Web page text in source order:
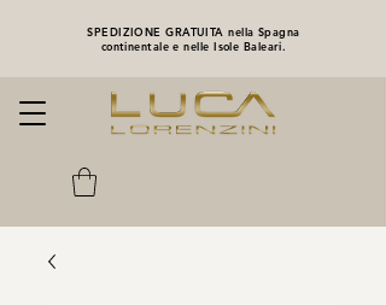
SPEDIZIONE GRATUITA nella Spagna
continentale e nelle Isole Baleari.